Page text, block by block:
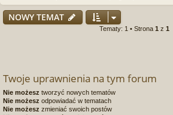
NOWY TEMAT
Tematy: 1 • Strona 1 z 1
Twoje uprawnienia na tym forum
Nie możesz tworzyć nowych tematów
Nie możesz odpowiadać w tematach
Nie możesz zmieniać swoich postów